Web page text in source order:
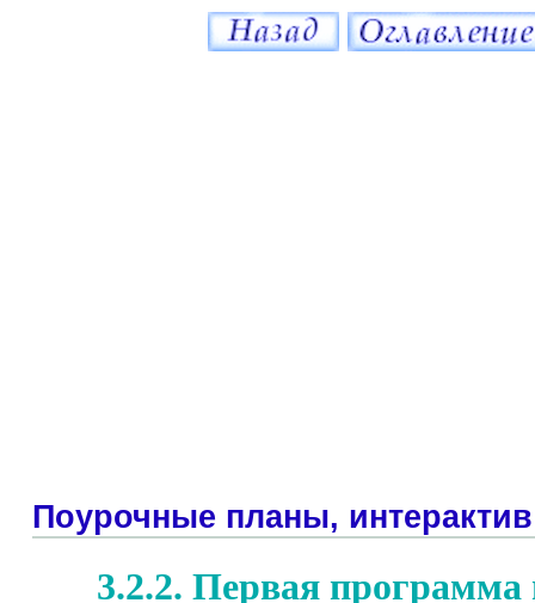
Поурочные планы, интерактив
3.2.2. Первая программа